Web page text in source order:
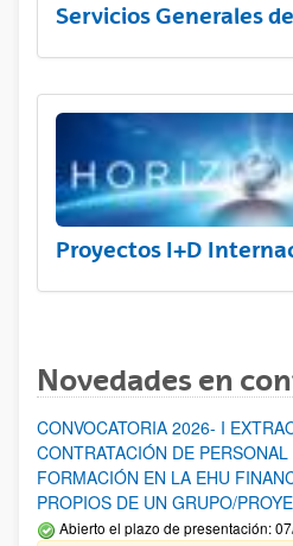
Servicios Generales
Proyectos I+D
Novedades en
CONVOCATORIA 2026- I
CONTRATACIÓN DE
FORMACIÓN EN LA EHU
PROPIOS DE UN GRUPO/
Abierto el plazo de presentación: